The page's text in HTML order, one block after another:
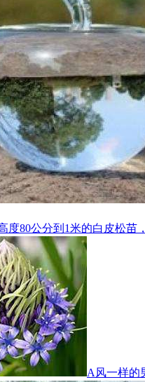
度80公分到1米的白皮松苗
A风一样的